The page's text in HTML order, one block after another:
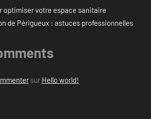
optimiser votre espace sanitaire
de Périgueux : astuces professionnelles
sur Hello world!